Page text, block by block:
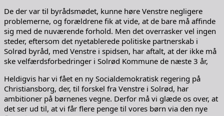
De der var til byrådsmødet, kunne høre Venstre negligere
problemerne, og forældrene fik at vide, at de bare må affinde
sig med de nuværende forhold. Men det overrasker vel ingen
steder, eftersom det nyetablerede politiske partnerskab i
Solrød byråd, med Venstre i spidsen, har aftalt, at der ikke må
ske velfærdsforbedringer i Solrød Kommune de næste 3 år,
Heldigvis har vi fået en ny Socialdemokratisk regering på
Christiansborg, der, til forskel fra Venstre i Solrød, har
ambitioner på børnenes vegne. Derfor må vi glæde os over, at
det ser ud til, at vi får flere penge til vores børn via den nye